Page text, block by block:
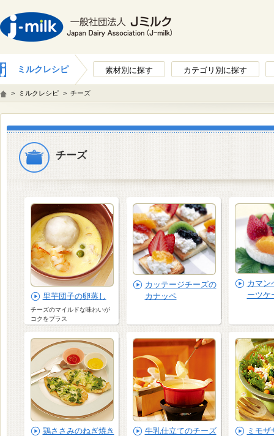
ミルクレシピ 素材別に探す カテゴリ別に探す
> ミルクレシピ > チーズ
チーズ
里芋団子の卵蒸し
チーズのマイルドな味わいが
コクをプラス
カッテージチーズの
カナッペ
カマン
ーツケ
鶏ささみのねぎ焼き
牛乳仕立てのチーズ
ミモザ